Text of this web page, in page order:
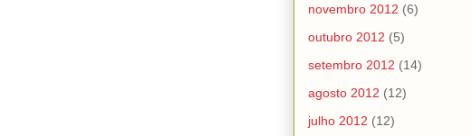
novembro 2012 (6)
outubro 2012 (5)
setembro 2012 (14)
agosto 2012 (12)
julho 2012 (12)